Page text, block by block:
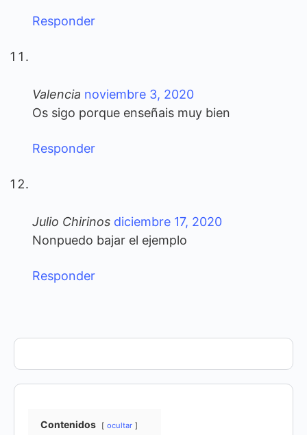
Responder
Valencia noviembre 3, 2020
Os sigo porque enseñais muy bien
Responder
Julio Chirinos diciembre 17, 2020
Nonpuedo bajar el ejemplo
Responder
Contenidos ocultar